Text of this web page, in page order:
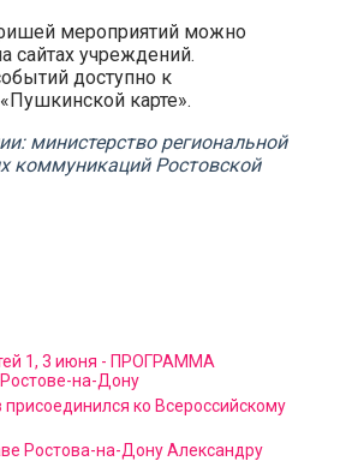
мероприятий можно
сайтах учреждений.
доступно к
карте».
министерство региональной
коммуникаций Ростовской
1, 3 июня - ПРОГРАММА
на-Дону
присоединился ко Всероссийскому
Ростова-на-Дону Александру